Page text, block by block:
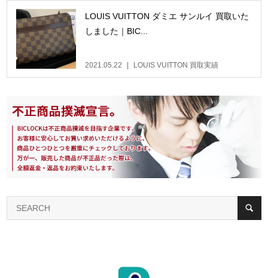
LOUIS VUITTON ダミエ サンルイ 買取いた
しました｜BIC...
2021.05.22 LOUIS VUITTON 買取実績